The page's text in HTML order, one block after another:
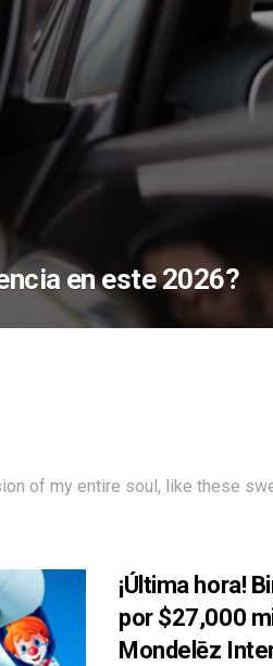
en este 2026?
of my entire soul, like these
¡Última hora!
por $27,000
Mondelēz